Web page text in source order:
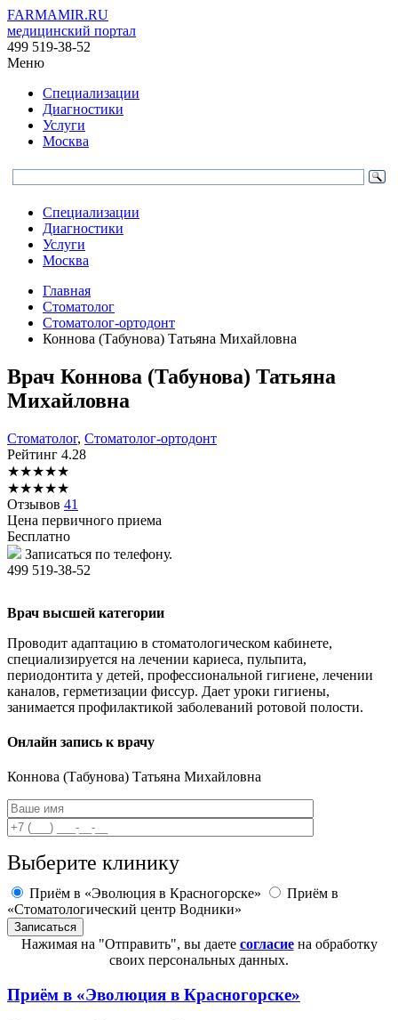
FARMAMIR.RU
медицинский портал
499 519-38-52
Меню
Специализации
Диагностики
Услуги
Москва
Специализации
Диагностики
Услуги
Москва
Главная
Стоматолог
Стоматолог-ортодонт
Коннова (Табунова) Татьяна Михайловна
Врач Коннова (Табунова) Татьяна
Михайловна
Стоматолог, Стоматолог-ортодонт
Рейтинг 4.28
★★★★★
★★★★★
Отзывов 41
Цена первичного приема
Бесплатно
Записаться по телефону.
499 519-38-52
Врач высшей категории
Проводит адаптацию в стоматологическом кабинете,
специализируется на лечении кариеса, пульпита,
периодонтита у детей, профессиональной гигиене, лечении
каналов, герметизации фиссур. Дает уроки гигиены,
занимается профилактикой заболеваний ротовой полости.
Онлайн запись к врачу
Коннова (Табунова) Татьяна Михайловна
Выберите клинику
Приём в «Эволюция в Красногорске»
Приём в
«Стоматологический центр Водники»
Нажимая на "Отправить", вы даете согласиена обработку
своих персональных данных.
Приём в «Эволюция в Красногорске»